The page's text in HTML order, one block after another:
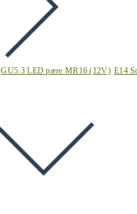
GU5.3 LED pære MR16 (12V) E14